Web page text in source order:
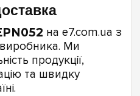
на e7.com.ua з
Ми
продукції,
та швидку